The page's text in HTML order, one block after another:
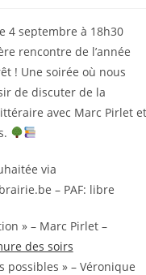
4 septembre à 18h30
rencontre de l’année
! Une soirée où nous
de discuter de la
avec Marc Pirlet et
via
– PAF: libre
» – Marc Pirlet –
des soirs
possibles » – Véronique